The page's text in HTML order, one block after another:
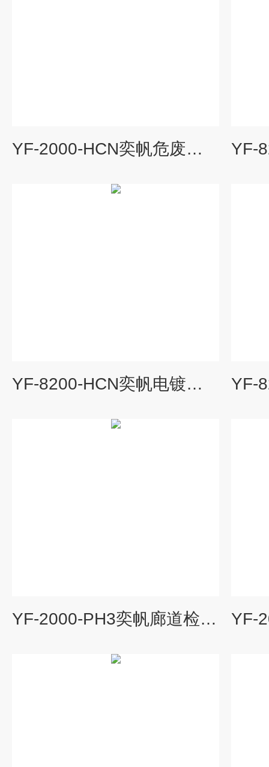
YF-2000-HCN奕帆危废车间手持式氰化氢监测仪厂家
YF-8200-HCN奕帆电镀车间壁挂氰化氢报警器厂家
YF-2000-PH3奕帆廊道检测粮站廊道磷化氢监测探头厂家